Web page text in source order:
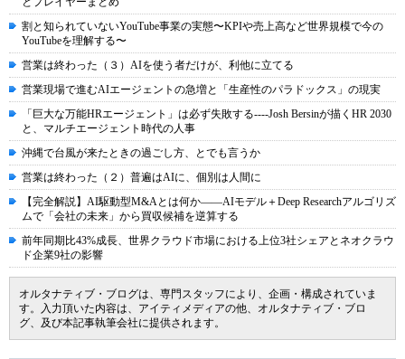
割と知られていないYouTube事業の実態〜KPIや売上高など世界規模で今の
YouTubeを理解する〜
営業は終わった（３）AIを使う者だけが、利他に立てる
営業現場で進むAIエージェントの急増と「生産性のパラドックス」の現実
「巨大な万能HRエージェント」は必ず失敗する----Josh Bersinが描くHR 2030
と、マルチエージェント時代の人事
沖縄で台風が来たときの過ごし方、とでも言うか
営業は終わった（２）普遍はAIに、個別は人間に
【完全解説】AI駆動型M&Aとは何か――AIモデル＋Deep Researchアルゴリズ
ムで「会社の未来」から買収候補を逆算する
前年同期比43%成長、世界クラウド市場における上位3社シェアとネオクラウ
ド企業9社の影響
オルタナティブ・ブログは、専門スタッフにより、企画・構成されていま
す。入力頂いた内容は、アイティメディアの他、オルタナティブ・ブロ
グ、及び本記事執筆会社に提供されます。